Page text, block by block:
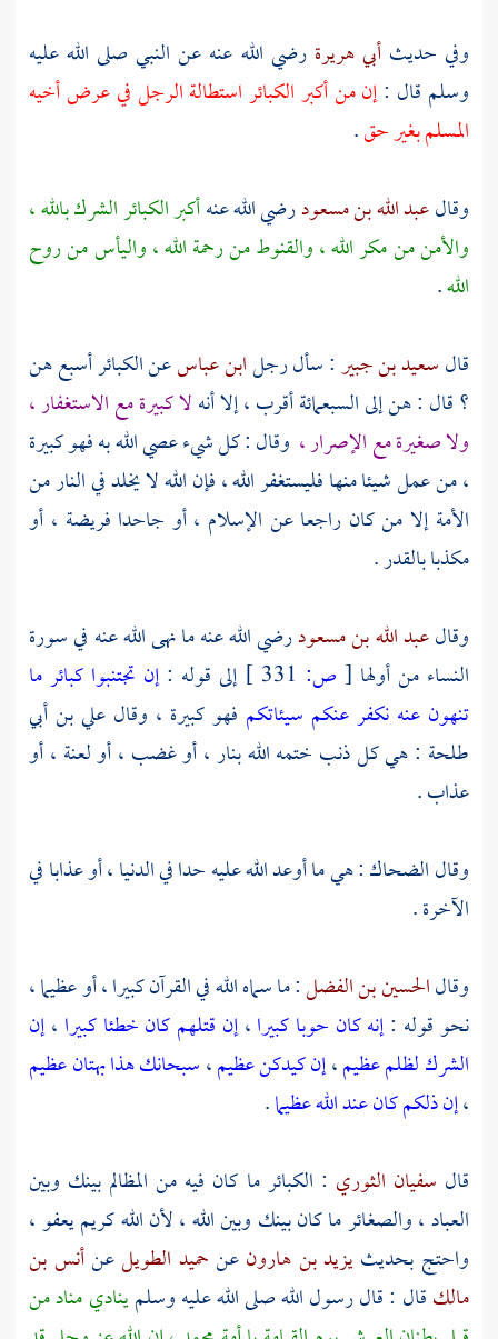
وفي حديثأبي هريرةرضي الله عنه عن النبي صلى الله عليه
وسلم قال :إن من أكبر الكبائر استطالة الرجل في عرض أخيه
المسلم بغير حق.
وقالعبد الله بن مسعودرضي الله عنهأكبر الكبائر الشرك بالله ،
والأمن من مكر الله ، والقنوط من رحمة الله ، واليأس من روح
الله.
قالسعيد بن جبير: سأل رجلابن عباسعن الكبائر أسبع هن
؟ قال : هن إلى السبعمائة أقرب ، إلا أنهلا كبيرة مع الاستغفار ،
ولا صغيرة مع الإصرار ، وقال : كل شيء عصي الله به فهو كبيرة
، من عمل شيئا منها فليستغفر الله ، فإن الله لا يخلد في النار من
الأمة إلا من كان راجعا عن الإسلام ، أو جاحدا فريضة ، أو
مكذبا بالقدر .
وقالعبد الله بن مسعودرضي الله عنه ما نهى الله عنه في سورة
النساء من أولها [ ص: إلى قوله :إن تجتنبوا كبائر ما
تنهون عنه نكفر عنكم سيئاتكم فهو كبيرة ، وقال علي بن أبي
طلحة : هي كل ذنب ختمه الله بنار ، أو غضب ، أو لعنة ، أو
عذاب .
وقالالضحاك: هي ما أوعد الله عليه حدا في الدنيا ، أو عذابا في
الآخرة .
وقالالحسين بن الفضل: ما سماه الله في القرآن كبيرا ، أو عظيما ،
نحو قوله :إنه كان حوبا كبيرا،إن قتلهم كان خطئا كبيرا ،إن
الشرك لظلم عظيم،إن كيدكن عظيم،سبحانك هذا بهتان عظيم
،إن ذلكم كان عند الله عظيما.
قال سفيان الثوري : الكبائر ما كان فيه من المظالم بينك وبين
العباد ، والصغائر ما كان بينك وبين الله ، لأن الله كريم يعفو ،
واحتج بحديثيزيد بن هارونعنحميد الطويلعنأنس بن
مالكقال : قال رسول الله صلى الله عليه وسلمينادي مناد من